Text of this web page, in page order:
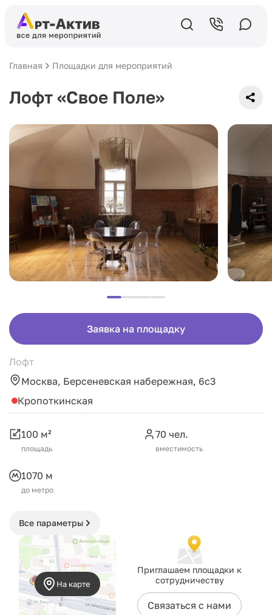
Главная Площадки для мероприятий
Лофт «Свое Поле»
Заявка на площадку
Лофт
Москва, Берсеневская набережная, 6с3
Кропоткинская
100 м²
площадь
70 чел.
вместимость
1070 м
до метро
Все параметры
На карте
Приглашаем площадки к
сотрудничеству
Связаться с нами